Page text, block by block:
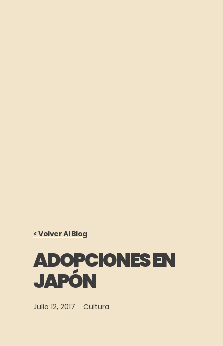
< Volver Al Blog
ADOPCIONES EN
JAPÓN
Julio 12, 2017 Cultura